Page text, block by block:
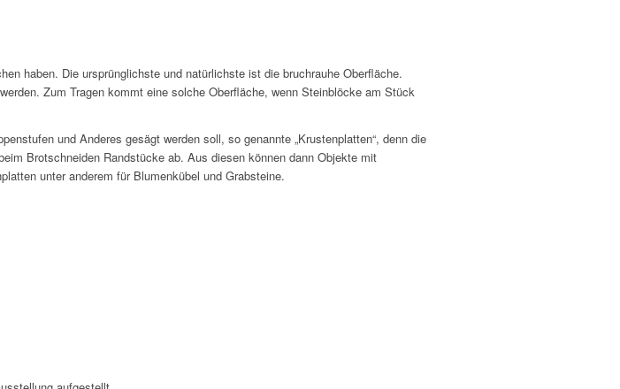
haben. Die ursprünglichste und natürlichste ist die bruchrauhe Oberfläche.
Zum Tragen kommt eine solche Oberfläche, wenn Steinblöcke am Stück
und Anderes gesägt werden soll, so genannte „Krustenplatten“, denn die
Brotschneiden Randstücke ab. Aus diesen können dann Objekte mit
unter anderem für Blumenkübel und Grabsteine.